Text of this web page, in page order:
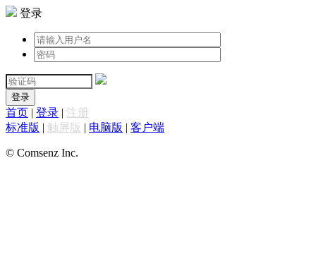
登录
登录
首页 | 登录 | 注册
标准版 | 触屏版 | 电脑版 | 客户端
© Comsenz Inc.